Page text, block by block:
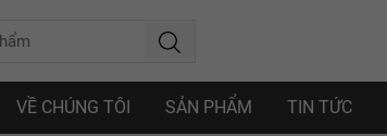
VỀ CHÚNG TÔI SẢN PHẨM TIN TỨC